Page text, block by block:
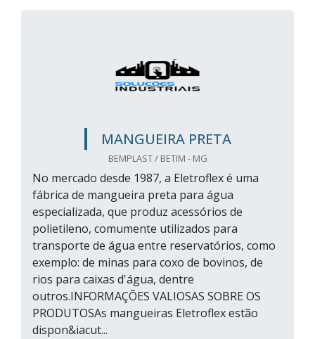
MANGUEIRA PRETA
BEMPLAST / BETIM - MG
No mercado desde 1987, a Eletroflex é uma
fábrica de mangueira preta para água
especializada, que produz acessórios de
polietileno, comumente utilizados para
transporte de água entre reservatórios, como
exemplo: de minas para coxo de bovinos, de
rios para caixas d'água, dentre
outros.INFORMAÇÕES VALIOSAS SOBRE OS
PRODUTOSAs mangueiras Eletroflex estão
dispon&iacut...